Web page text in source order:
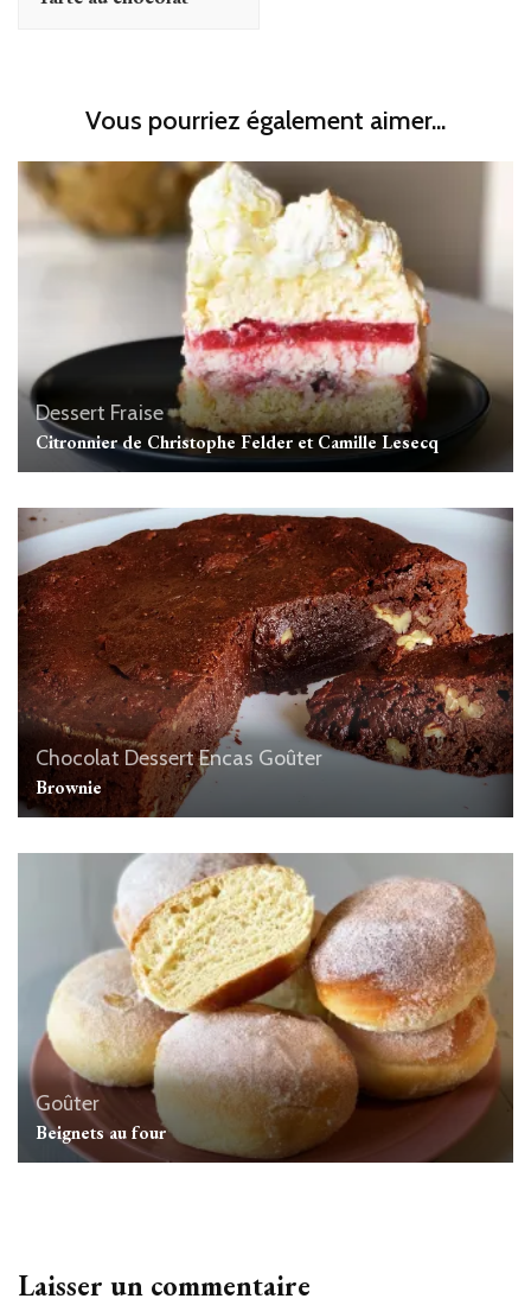
Vous pourriez également aimer...
Dessert Fraise
Citronnier de Christophe Felder et Camille Lesecq
Chocolat DessertEncas Goûter
Brownie
Goûter
Beignets au four
Laisser un commentaire